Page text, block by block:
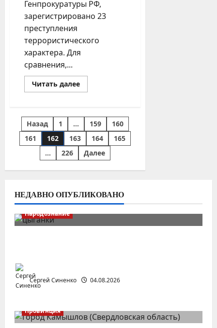
Генпрокуратуры РФ,
зарегистрировано 23
преступления
террористического
характера. Для
сравнения,...
Читать далееПрочитать
больше
растет
число
преступлений
террористического
характера
Пагинация
записей
Назад 1 … 159
160
161
162 163 164
165
…
226 Далее
НЕДАВНО ОПУБЛИКОВАНО
Народознание
Сергей Синенко 04.08.2026
Провинция